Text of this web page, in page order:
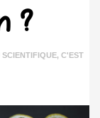
?
SCIENTIFIQUE, C'EST